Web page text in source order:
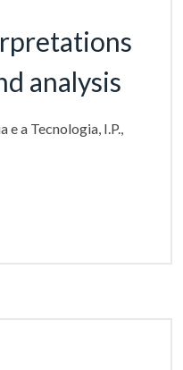
analysis
e a Tecnologia, I.P.,